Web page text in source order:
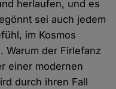
herlaufen, und es
sei auch jedem
im Kosmos
Warum der Firlefanz
einer modernen
durch ihren Fall